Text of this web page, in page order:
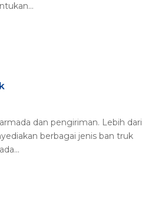
dan pengiriman. Lebih dari
berbagai jenis ban truk